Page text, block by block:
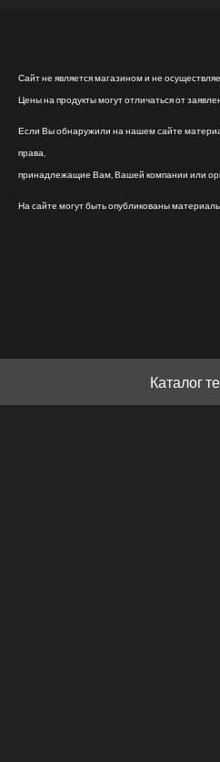
Сайт не является магазином и не
Цены на продукты могут отличаться от
Если Вы обнаружили на нашем сайте
права,
принадлежащие Вам, Вашей компании или
На сайте могут быть опубликованы
Каталог